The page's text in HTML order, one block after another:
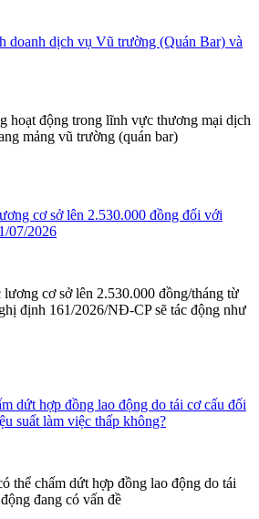
doanh dịch vụ Vũ trường (Quán Bar) và
hoạt động trong lĩnh vực thương mại dịch
mảng vũ trường (quán bar)
cơ sở lên 2.530.000 đồng đối với
07/2026
cơ sở lên 2.530.000 đồng/tháng từ
định 161/2026/NĐ-CP sẽ tác động như
dứt hợp đồng lao động do tái cơ cấu đối
suất làm việc thấp không?
thể chấm dứt hợp đồng lao động do tái
đang có vấn đề